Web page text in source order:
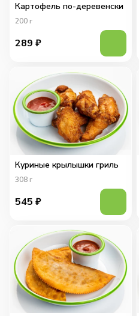
Картофель по-деревенски
200 г
289 ₽
Куриные крылышки гриль
308 г
545 ₽